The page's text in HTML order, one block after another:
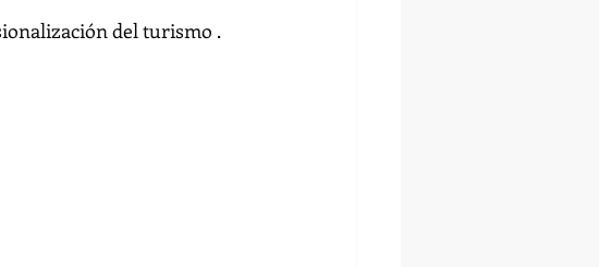
del turismo .